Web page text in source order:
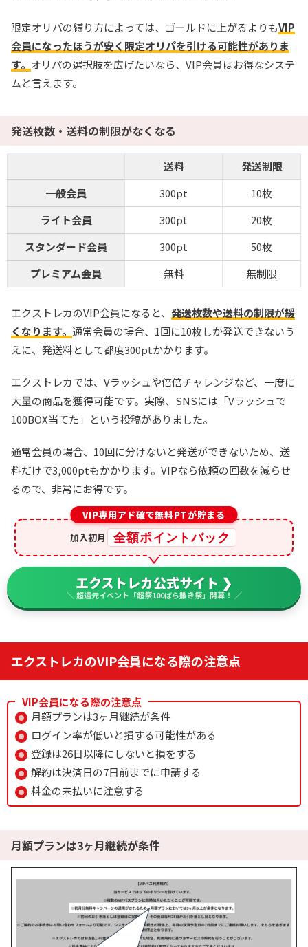
限定オリパの縛り方によっては、ゴールドに上がるよりもVIP
会員になったほうが安く限定オリパを引ける可能性がありま
す。 オリパの選択肢を広げたいなら、VIP会員はお得なシステ
ムと言えます。
発送枚数・送料の制限がなくなる
送料
発送制限
一般会員
300pt
10枚
ライト会員
300pt
20枚
スタンダード会員
300pt
50枚
プレミアム会員
無料 無制限
エクストレカのVIP会員になると、 発送枚数や送料の制限が緩
くなります。 通常会員の場合、1回に10枚しか発送できないう
えに、発送料として都度300ptかかります。
エクストレカでは、Vラッシュや倍倍チャレンジなど、一度に
大量の商品を獲得可能です。実際、SNSには「Vラッシュで
100BOX当てた」という投稿がありました。
通常会員の場合、10回に分けないと発送ができないため、送
料だけで3,000ptもかかります。VIPなら依頼の回数を減らせ
るので、非常にお得です。
VIP専用アド確で無料PTが貯まる
加入初月
全額ポイントバック
エクストレカ公式サイト ❯
＼ 超還元イベント「超祭100ばら撒き祭」開幕！ ／
エクストレカのVIP会員になる際の注意点
VIP会員になる際の注意点
月額プランは3ヶ月継続が条件
ログイン率が低いと損する可能性がある
登録は26日以降にしないと損をする
解約は決済日の7日前までに申請する
料金の未払いに注意する
月額プランは3ヶ月継続が条件